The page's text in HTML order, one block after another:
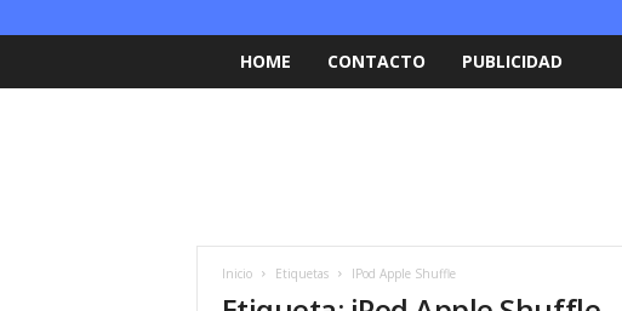
HOME CONTACTO PUBLICIDAD
Inicio Etiquetas IPod Apple Shuffle